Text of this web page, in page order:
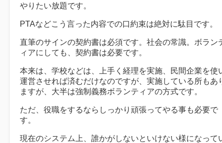
やりたい放題です。
PTAなどこう言った内容での口約束は絶対に駄目です。
直筆のサインの契約書は必須です。社会の常識。ボラン
ィアにしても、契約書は必要です。
本来は、学校などは、上手く経理を実施、民間企業を使
運営させれば済むだけなのですが、実施している所もあ
ますが、大半は強制義務ボランティアの方式です。
ただ、役職をするならしっかり頑張ってやる事も必要で
す。
現在のシステム上、誰かがしないといけない様になって